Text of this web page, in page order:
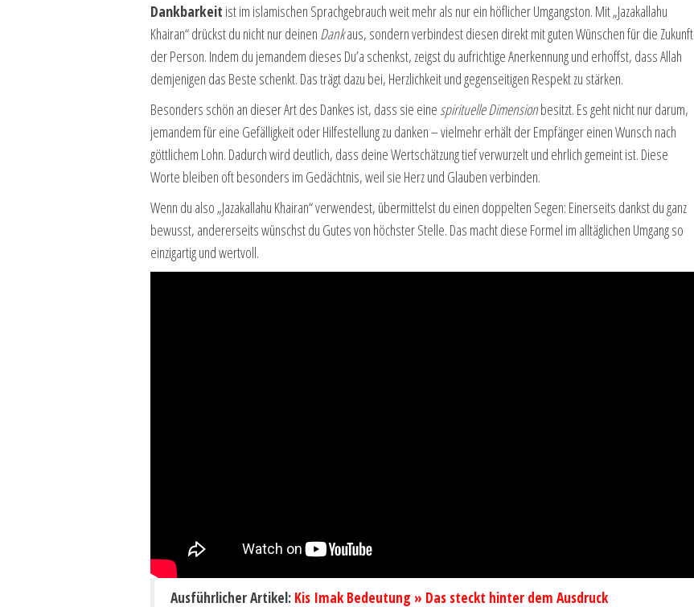
Dankbarkeit ist im islamischen Sprachgebrauch weit mehr als nur ein höflicher Umgangston. Mit „Jazakallahu
Khairan“ drückst du nicht nur deinen Dankaus, sondern verbindest diesen direkt mit guten Wünschen für die Zukunft
der Person. Indem du jemandem dieses Du’a schenkst, zeigst du aufrichtige Anerkennung und erhoffst, dass Allah
demjenigen das Beste schenkt. Das trägt dazu bei, Herzlichkeit und gegenseitigen Respekt zu stärken.
Besonders schön an dieser Art des Dankes ist, dass sie eine spirituelle Dimensionbesitzt. Es geht nicht nur darum,
jemandem für eine Gefälligkeit oder Hilfestellung zu danken – vielmehr erhält der Empfänger einen Wunsch nach
göttlichem Lohn. Dadurch wird deutlich, dass deine Wertschätzung tief verwurzelt und ehrlich gemeint ist. Diese
Worte bleiben oft besonders im Gedächtnis, weil sie Herz und Glauben verbinden.
Wenn du also „Jazakallahu Khairan“ verwendest, übermittelst du einen doppelten Segen: Einerseits dankst du ganz
bewusst, andererseits wünschst du Gutes von höchster Stelle. Das macht diese Formel im alltäglichen Umgang so
einzigartig und wertvoll.
Ausführlicher Artikel: Kis Imak Bedeutung » Das steckt hinter dem Ausdruck